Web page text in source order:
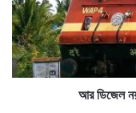
সোনার পদক জিতল।
কা
য়
২
ন
ম্ব
ল
ন
য়
,
এ
আর ডিজেল